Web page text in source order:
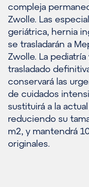
compleja
Zwolle. Las
geriátrica, hernia
se trasladarán a
Zwolle. La
trasladado
conservará las
de cuidados
sustituirá a la
reduciendo su
m2, y mantendrá
originales.